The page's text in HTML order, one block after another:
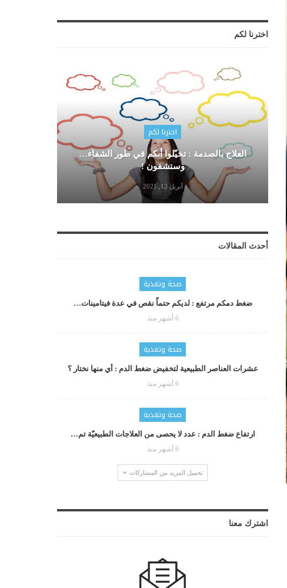
اخترنا لكم
اخترنا لكم
العلاج بالصدمة : تخيّلوا أنكم في طور الشفاء…
وستشفون !
أبريل 12, 2021
أحدث المقالات
صحة وتغذية
ضغط دمكم مرتفع : لديكم حتماّ نقص في عدة فيتامينات…
6 أشهر منذ
صحة وتغذية
عشرات العناصر الطبيعية لتخفيض ضغط الدم : أي منها نختار ؟
6 أشهر منذ
صحة وتغذية
ارتفاع ضغط الدم : عدد لا يحصى من العلاجات الطبيعيّة تم…
6 أشهر منذ
تحميل المزيد من المشاركات
اشترك معنا